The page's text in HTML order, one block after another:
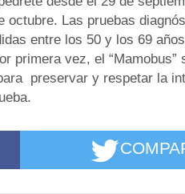
octubre. Las pruebas
entre los 50 y los 69
primera vez, el “Mamobus”
preservar y respetar la